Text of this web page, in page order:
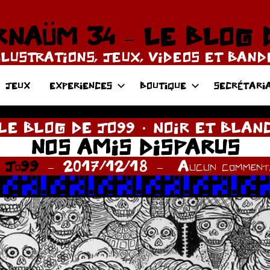
34 – LE BLOG
JEUX, VIDEOS ET
JEUX EXPERIENCES BOUTIQUE
BLOG DE JO99 NOIR ET
NOS AMIS DISPARUS
Jo99 2017/12/18 Aucun